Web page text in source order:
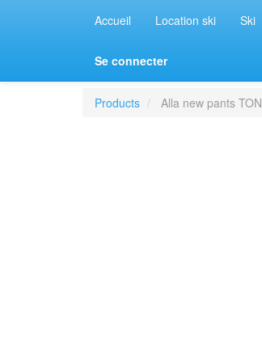
Accueil Location ski Ski
Se connecter
Products Alla new pants